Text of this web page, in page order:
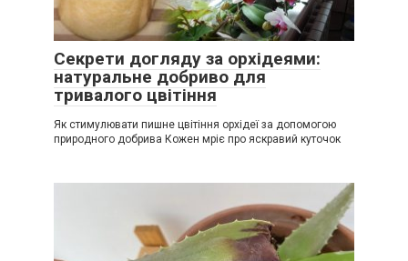
Секрети догляду за орхідеями:
натуральне добриво для
тривалого цвітіння
Як стимулювати пишне цвітіння орхідеї за допомогою
природного добрива Кожен мріє про яскравий куточок